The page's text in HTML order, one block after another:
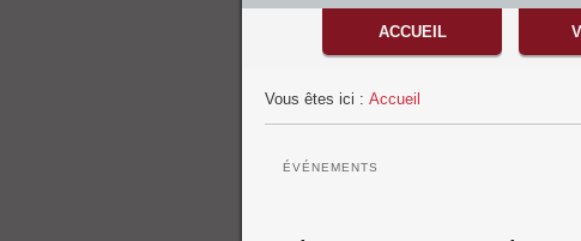
Menu principal
ACCUEIL
Vous êtes ici : Accueil
ÉVÉNEMENTS